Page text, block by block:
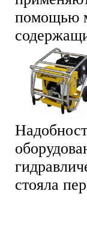
помощью
стояла